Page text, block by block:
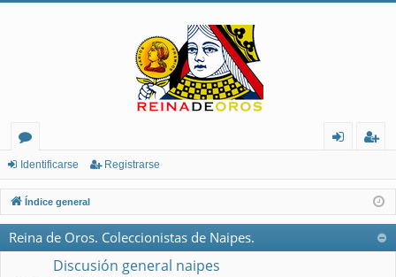
or
os
nt
ifi
ist
ra
Identificarse Registrarse
Índice general
Reina de Oros. Coleccionistas de Naipes.
Discusión general naipes